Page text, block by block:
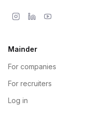
Mainder
For companies
For recruiters
Log in